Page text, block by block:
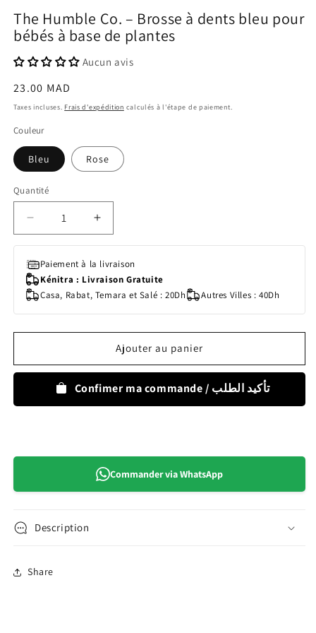
The Humble Co. – Brosse à dents bleu pour
bébés à base de plantes
Aucun avis
Prix
habituel
23.00 MAD
Taxes incluses. Frais d'expédition calculés à l'étape de paiement.
Couleur
Bleu Rose
Quantité
Quantité
Réduire
la
de
The
Humble
Co.
dents
de
Augmenter
la
de
The
Humble
Co.
Brosse
dents
bleu
de
plantes
Paiement à la livraison
Kénitra : Livraison Gratuite
Casa, Rabat, Temara et Salé : 20Dh
Autres Villes : 40Dh
Ajouter au panier
Confimer ma commande / تأكيد الطلب
Commander via WhatsApp
Description
Share